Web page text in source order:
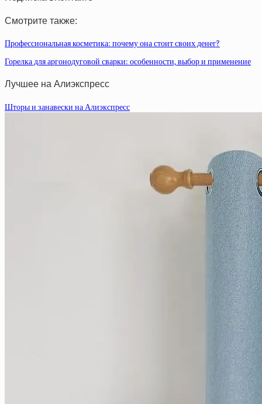
Смотрите также:
Профессиональная косметика: почему она стоит своих денег?
Горелка для аргонодуговой сварки: особенности, выбор и применение
Лучшее на Алиэкспресс
Шторы и занавески на Алиэкспресс